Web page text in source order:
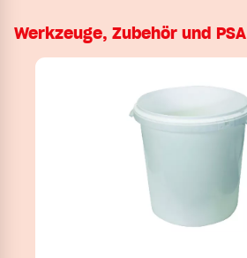
Werkzeuge, Zubehör und PSA